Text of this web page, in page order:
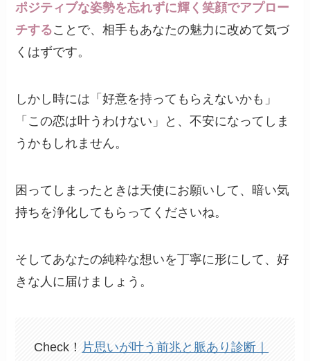
ポジティブな姿勢を忘れずに輝く笑顔でアプロー
チすることで、相手もあなたの魅力に改めて気づ
くはずです。
しかし時には「好意を持ってもらえないかも」
「この恋は叶うわけない」と、不安になってしま
うかもしれません。
困ってしまったときは天使にお願いして、暗い気
持ちを浄化してもらってくださいね。
そしてあなたの純粋な想いを丁寧に形にして、好
きな人に届けましょう。
Check！ 片思いが叶う前兆と脈あり診断｜